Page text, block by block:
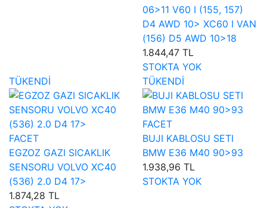
06>11 V60 I (155, 157)
D4 AWD 10> XC60 I VAN
(156) D5 AWD 10>18
1.844,47 TL
STOKTA YOK
TÜKENDİ
FACET
EGZOZ GAZI SICAKLIK
SENSORU VOLVO XC40
(536) 2.0 D4 17>
1.874,28 TL
TÜKENDİ
FACET
BUJI KABLOSU SETI
BMW E36 M40 90>93
1.938,96 TL
STOKTA YOK